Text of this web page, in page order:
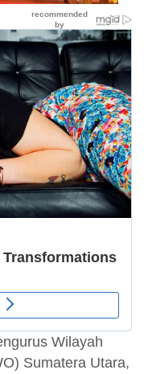
Wilayah
Sumatera Utara,